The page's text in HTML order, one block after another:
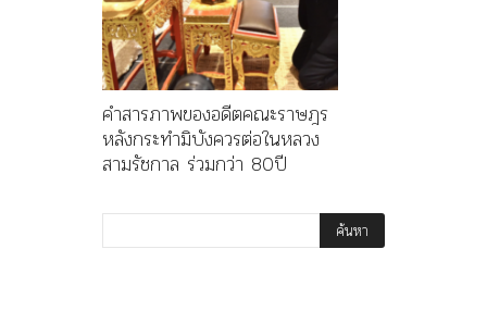
คำสารภาพของอดีตคณะราษฎร
หลังกระทำมิบังควรต่อในหลวง
สามรัชกาล ร่วมกว่า 80ปี